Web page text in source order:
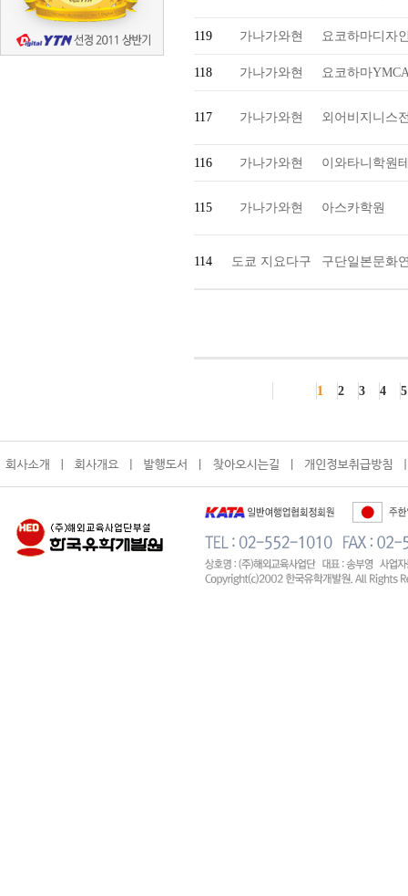
119 가나가와현 요코하마디자
118 가나가와현 요코하마
117 가나가와현 외어비지니스
116 가나가와현 이와타니학원
115 가나가와현 아스카학원
114 도쿄 지요다구 구단일본문화
1 2 3 4 5